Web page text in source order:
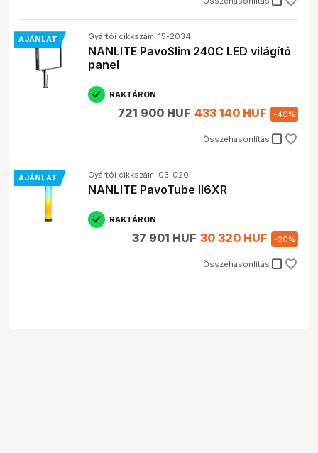
AJÁNLAT Gyártói cikkszám: 15-2034
NANLITE PavoSlim 240C LED világító
panel
RAKTÁRON
Összehasonlítás check_box_outline_blank
721 900 HUF 433 140 HUF -40%
AJÁNLAT Gyártói cikkszám: 03-020
NANLITE PavoTube II6XR
RAKTÁRON
Összehasonlítás check_box_outline_blank
37 901 HUF 30 320 HUF -20%